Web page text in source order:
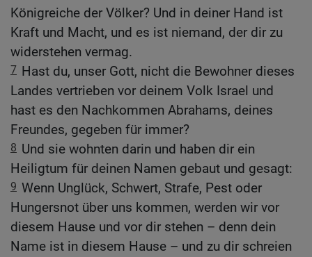
Königreiche der Völker? Und in deiner Hand ist
Kraft und Macht, und es ist niemand, der dir zu
widerstehen vermag.
7 Hast du, unser Gott, nicht die Bewohner dieses
Landes vertrieben vor deinem Volk Israel und
hast es den Nachkommen Abrahams, deines
Freundes, gegeben für immer?
8 Und sie wohnten darin und haben dir ein
Heiligtum für deinen Namen gebaut und gesagt:
9 Wenn Unglück, Schwert, Strafe, Pest oder
Hungersnot über uns kommen, werden wir vor
diesem Hause und vor dir stehen – denn dein
Name ist in diesem Hause – und zu dir schreien